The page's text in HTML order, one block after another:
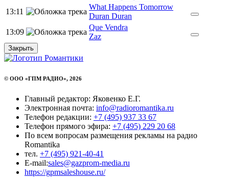
13:11
What Happens Tomorrow
Duran Duran
13:09
Que Vendra
Zaz
Закрыть
© ООО «ГПМ РАДИО», 2026
Главный редактор: Яковенко Е.Г.
Электронная почта: info@radioromantika.ru
Телефон редакции: +7 (495) 937 33 67
Телефон прямого эфира: +7 (495) 229 20 68
По всем вопросам размещения рекламы на радио
Romantika
тел. +7 (495) 921-40-41
E-mail:sales@gazprom-media.ru
https://gpmsaleshouse.ru/